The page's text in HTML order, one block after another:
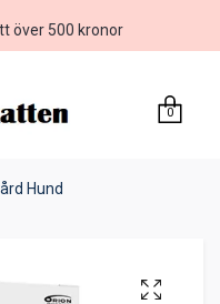
över 500 kronor
0
Hund